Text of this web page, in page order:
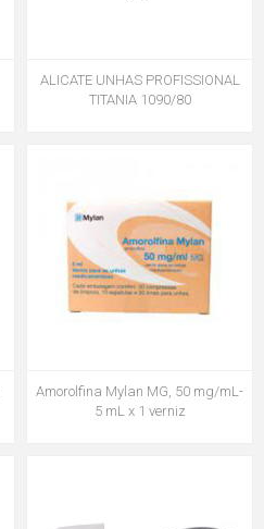
ALICATE UNHAS PROFISSIONAL
TITANIA 1090/80
Amorolfina Mylan MG, 50 mg/mL-
5 mL x 1 verniz